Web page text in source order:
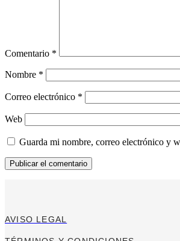
Comentario *
Nombre *
Correo electrónico *
Web
Guarda mi nombre, correo electrónico y
AVISO LEGAL